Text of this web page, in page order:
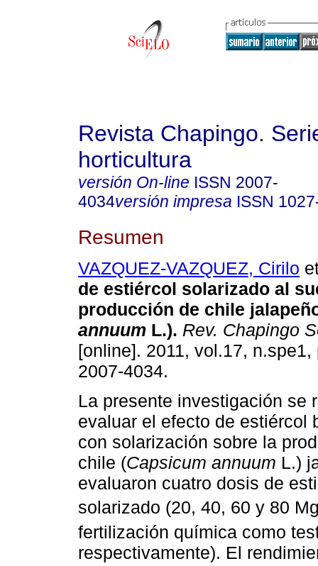
Revista Chapingo.
horticultura
versión On-line ISSN 2007-
4034versión impresa ISSN
Resumen
VAZQUEZ-VAZQUEZ, Cirilo
de estiércol solarizado al
producción de chile
annuum L.). Rev. Chapingo
[online]. 2011, vol.17,
2007-4034.
La presente investigación se
evaluar el efecto de estiércol
con solarización sobre la
chile (Capsicum annuum L.)
evaluaron cuatro dosis de
solarizado (20, 40, 60 y 80
fertilización química como
respectivamente). El